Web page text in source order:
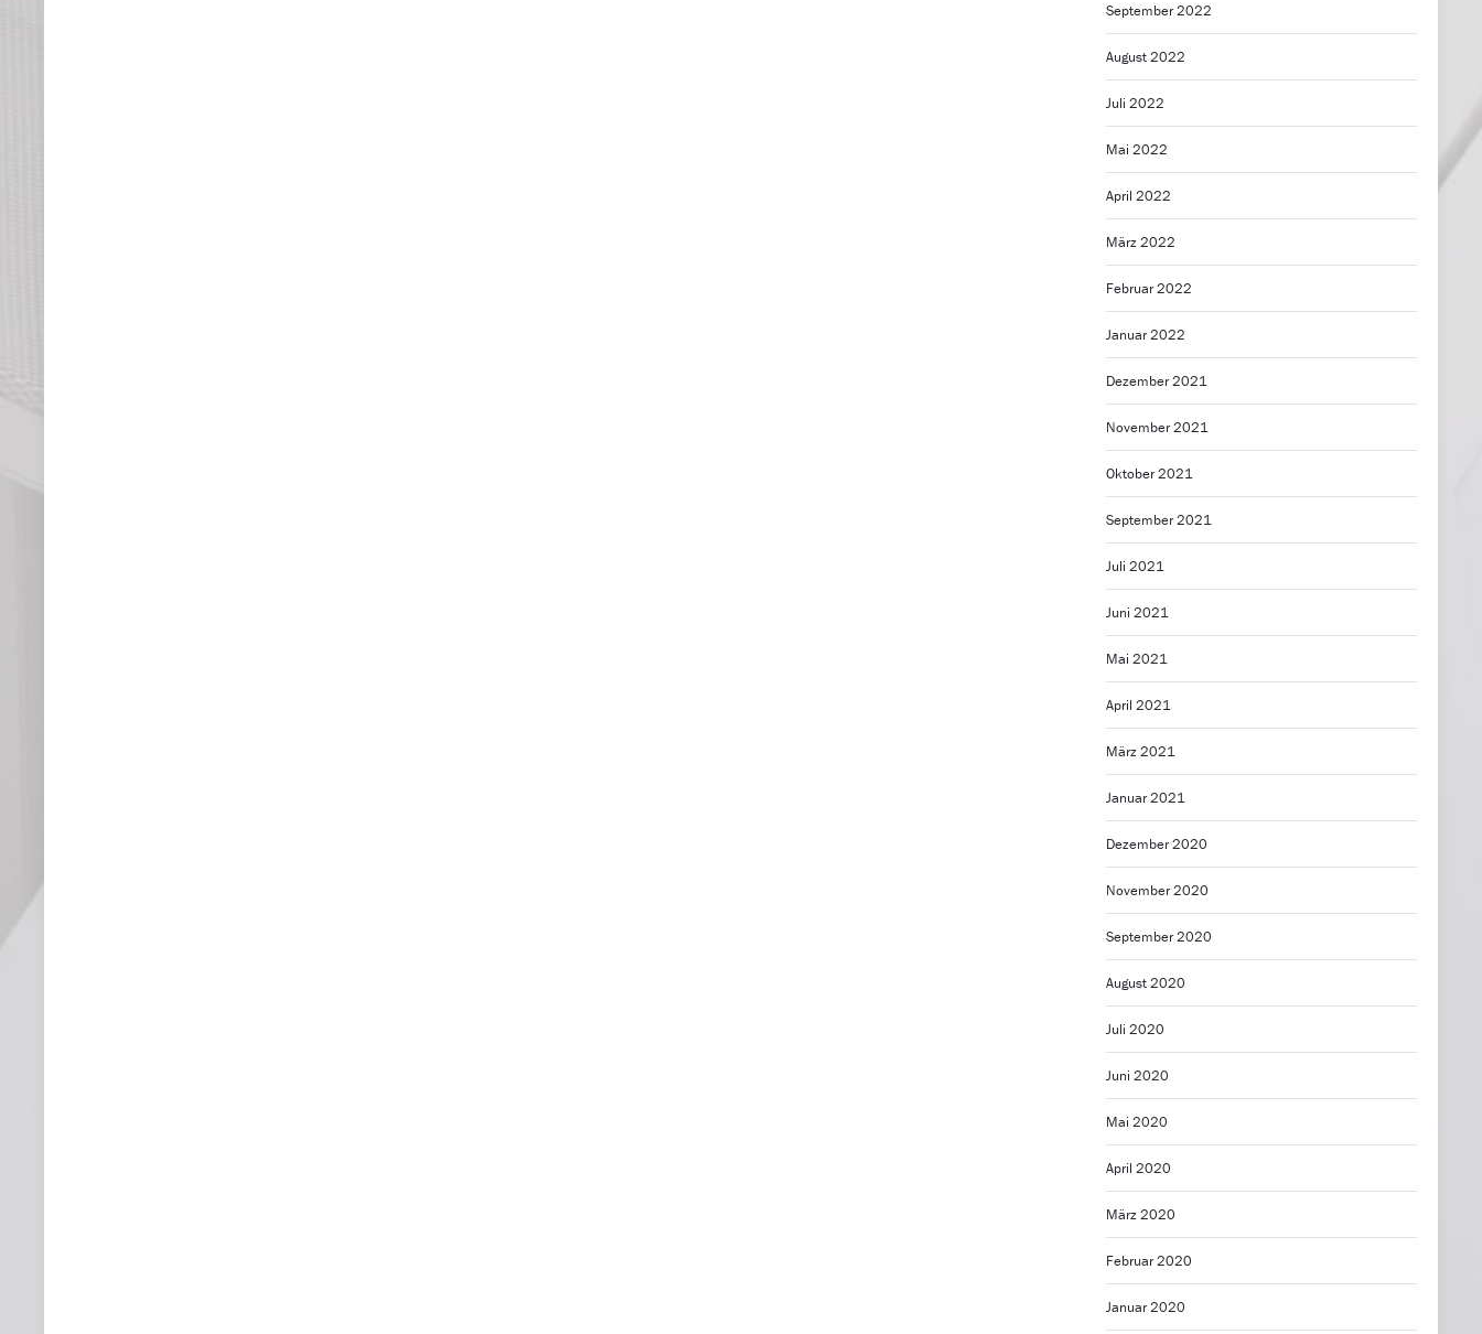
September 2022
August 2022
Juli 2022
Mai 2022
April 2022
März 2022
Februar 2022
Januar 2022
Dezember 2021
November 2021
Oktober 2021
September 2021
Juli 2021
Juni 2021
Mai 2021
April 2021
März 2021
Januar 2021
Dezember 2020
November 2020
September 2020
August 2020
Juli 2020
Juni 2020
Mai 2020
April 2020
März 2020
Februar 2020
Januar 2020